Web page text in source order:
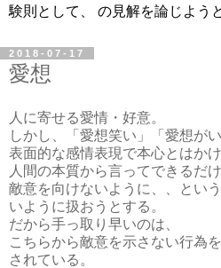
験則として、 の見解を論じよう
2018-07-17
愛想
人に寄せる愛情・好意。
しかし、「愛想笑い」「愛想が
表面的な感情表現で本心とはか
人間の本質から言ってできるだ
敵意を向けないように、、とい
いように扱おうとする。
だから手っ取り早いのは、
こちらから敵意を示さない行為
されている。